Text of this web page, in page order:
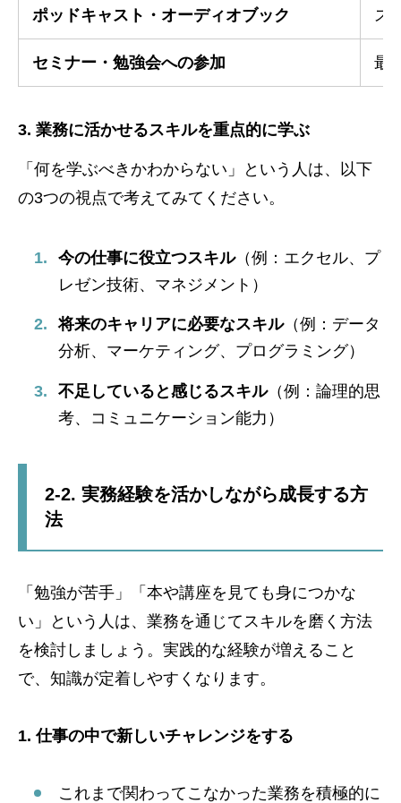
ポッドキャスト・オーディオブック ス
セミナー・勉強会への参加 最
3. 業務に活かせるスキルを重点的に学ぶ
「何を学ぶべきかわからない」という人は、以下
の3つの視点で考えてみてください。
今の仕事に役立つスキル（例：エクセル、プ
レゼン技術、マネジメント）
将来のキャリアに必要なスキル（例：データ
分析、マーケティング、プログラミング）
不足していると感じるスキル（例：論理的思
考、コミュニケーション能力）
2-2. 実務経験を活かしながら成長する方
法
「勉強が苦手」「本や講座を見ても身につかな
い」という人は、業務を通じてスキルを磨く方法
を検討しましょう。実践的な経験が増えること
で、知識が定着しやすくなります。
1. 仕事の中で新しいチャレンジをする
これまで関わってこなかった業務を積極的に